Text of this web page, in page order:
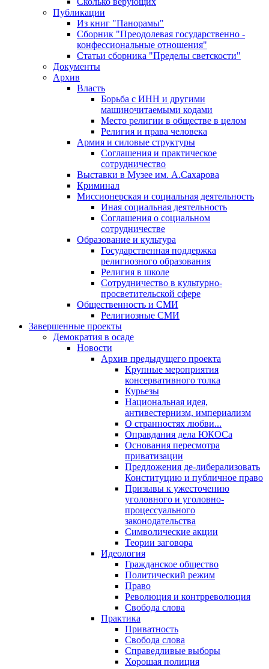
Публикации
Из книг "Панорамы"
Сборник "Преодолевая государственно -
конфессиональные отношения"
Статьи сборника "Пределы светскости"
Документы
Архив
Власть
Борьба с ИНН и другими
машиночитаемыми кодами
Место религии в обществе в целом
Религия и права человека
Армия и силовые структуры
Соглашения и практическое
сотрудничество
Выставки в Музее им. А.Сахарова
Криминал
Миссионерская и социальная деятельность
Иная социальная деятельность
Соглашения о социальном
сотрудничестве
Образование и культура
Государственная поддержка
религиозного образования
Религия в школе
Сотрудничество в культурно-
просветительской сфере
Общественность и СМИ
Религиозные СМИ
Завершенные проекты
Демократия в осаде
Новости
Архив предыдущего проекта
Крупные мероприятия
консервативного толка
Курьезы
Национальная идея,
антивестернизм, империализм
О странностях любви...
Оправдания дела ЮКОСа
Основания пересмотра
приватизации
Предложения де-либерализовать
Конституцию и публичное право
Призывы к ужесточению
уголовного и уголовно-
процессуального
законодательства
Символические акции
Теории заговора
Идеология
Гражданское общество
Политический режим
Право
Революция и контрреволюция
Свобода слова
Практика
Приватность
Свобода слова
Справедливые выборы
Хорошая полиция